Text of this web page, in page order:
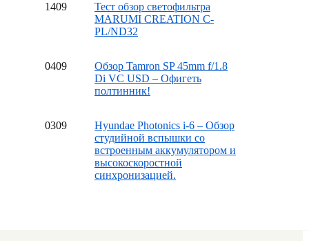
1409
Тест обзор светофильтра
MARUMI CREATION C-
PL/ND32
0409
Обзор Tamron SP 45mm f/1.8
Di VC USD – Офигеть
полтинник!
0309
Hyundae Photonics i-6 – Обзор
студийной вспышки со
встроенным аккумулятором и
высокоскоростной
синхронизацией.